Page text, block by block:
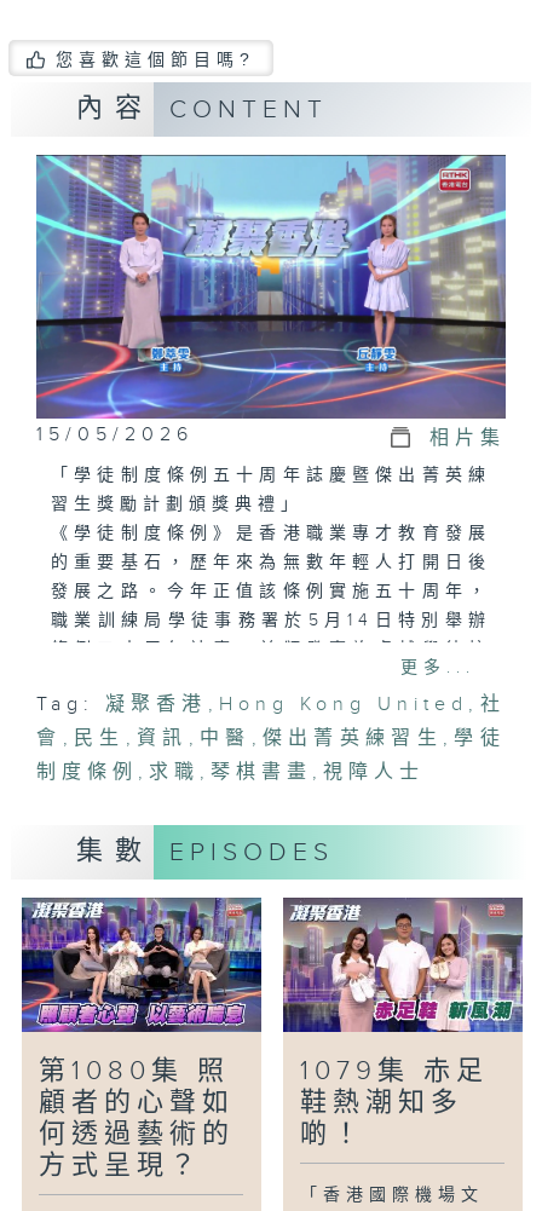
您喜歡這個節目嗎?
內容 CONTENT
15/05/2026 相片集
「學徒制度條例五十周年誌慶暨傑出菁英練
習生獎勵計劃頒獎典禮」
《學徒制度條例》是香港職業專才教育發展
的重要基石，歷年來為無數年輕人打開日後
發展之路。今年正值該條例實施五十周年，
職業訓練局學徒事務署於5月14日特別舉辦
友大使、傑出菁英練習生等多個獎項，表揚
不同年代表現出色的學徒。
「視障有能力職場展價值」
有所顧慮。就此，盲人輔導會一直積極擔當
橋樑角色，在轉介過程中主動向僱主介紹會
員的能力與優勢，並提供職位配對建議。
「雙軌人生Plus -多才多藝中醫師」
楊明霞博士是註冊中醫師，亦有拍片放上網
教大家養生方法。而她亦有多個興趣，譬如
彈古琴、跳中國舞，上年更在香港青少年藝
術家舞蹈比賽勇奪冠軍，可謂琴棋書畫樣樣
精通。
更多...
Tag: 凝聚香港 , Hong Kong United , 社
會 , 民生 , 資訊 , 中醫 , 傑出菁英練習生 , 學徒
制度條例 ,求職 ,琴棋書畫 ,視障人士
集數 EPISODES
第1080集 照
顧者的心聲如
何透過藝術的
方式呈現？
1079集 赤足
鞋熱潮知多
啲！
「香港國際機場文